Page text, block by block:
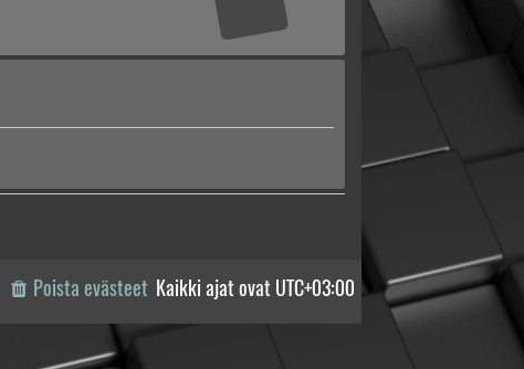
Kaikki ajat ovat UTC+03:00
Poista evästeet